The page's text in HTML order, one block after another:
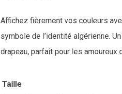
Affichez fièrement vos couleurs
symbole de l’identité algérienne.
drapeau, parfait pour les amoureux
Taille